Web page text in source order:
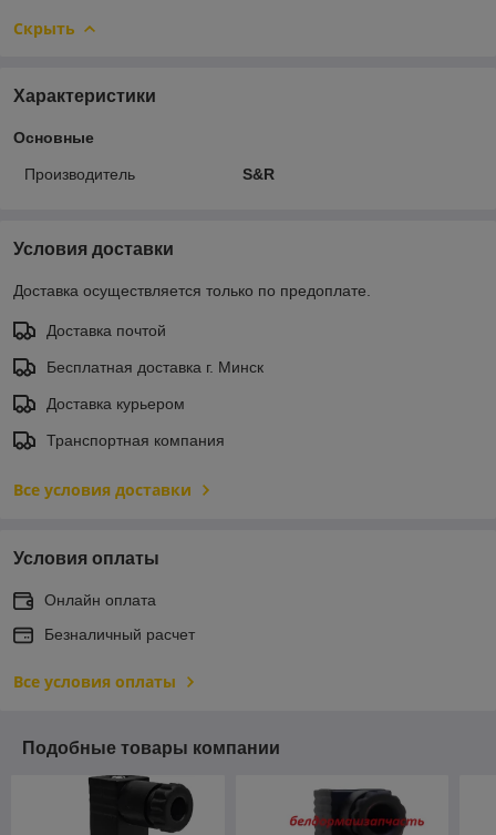
Скрыть
Характеристики
Основные
Производитель S&R
Условия доставки
Доставка осуществляется только по предоплате.
Доставка почтой
Бесплатная доставка г. Минск
Доставка курьером
Транспортная компания
Все условия доставки
Условия оплаты
Онлайн оплата
Безналичный расчет
Все условия оплаты
Подобные товары компании